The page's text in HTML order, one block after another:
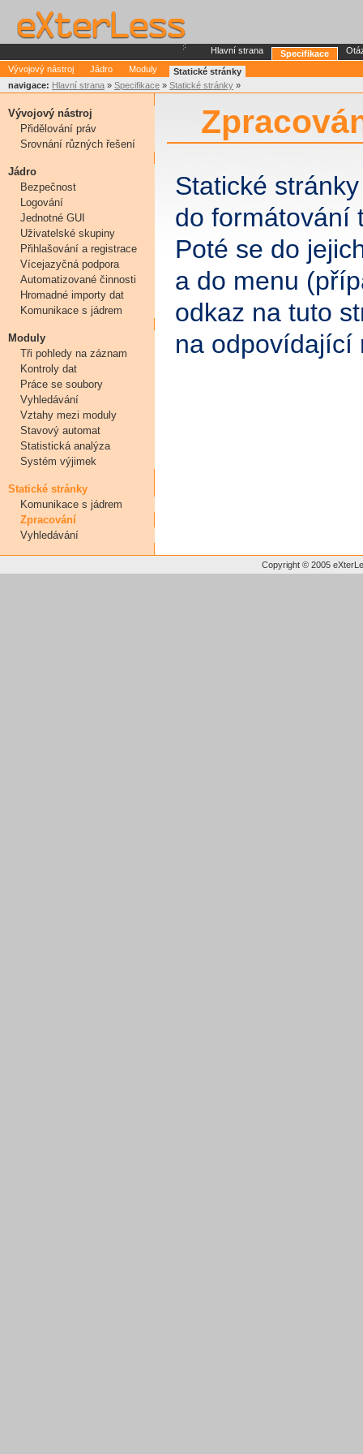
Hlavní strana Specifikace
Vývojový nástroj
Jádro Moduly
Statické stránky
navigace: Hlavní strana » Specifikace » Statické stránky »
Vývojový nástroj
Přidělování práv
Srovnání různých řešení
Jádro
Bezpečnost
Logování
Jednotné GUI
Uživatelské skupiny
Přihlašování a registrace
Vícejazyčná podpora
Automatizované činnosti
Hromadné importy dat
Komunikace s jádrem
Moduly
Tři pohledy na záznam
Kontroly dat
Práce se soubory
Vyhledávání
Vztahy mezi moduly
Stavový automat
Statistická analýza
Systém výjimek
Statické stránky
Komunikace s jádrem
Zpracování
Vyhledávání
Statické
do formátování
Poté se do
a do menu
odkaz na tuto
na odpovídající
Copyright © 2005